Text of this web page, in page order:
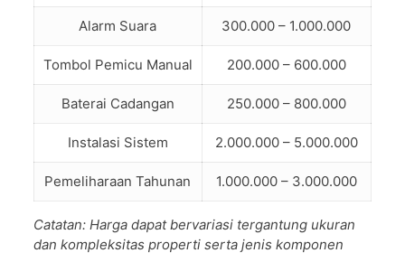
Alarm Suara 300.000 – 1.000.000
Tombol Pemicu Manual 200.000 – 600.000
Baterai Cadangan 250.000 – 800.000
Instalasi Sistem 2.000.000 – 5.000.000
Pemeliharaan Tahunan 1.000.000 – 3.000.000
Catatan: Harga dapat bervariasi tergantung ukuran
dan kompleksitas properti serta jenis komponen